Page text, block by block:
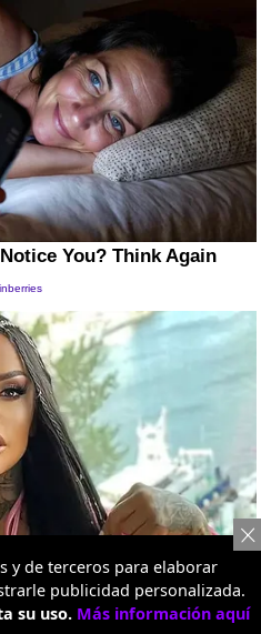
y de terceros para elaborar
publicidad personalizada.
su uso. Más información aquí